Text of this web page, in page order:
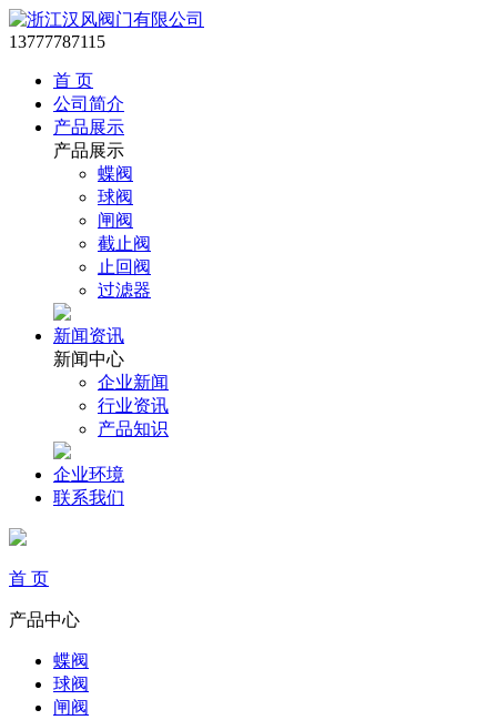
13777787115
首 页
公司简介
产品展示
产品展示
蝶阀
球阀
闸阀
截止阀
止回阀
过滤器
新闻资讯
新闻中心
企业新闻
行业资讯
产品知识
企业环境
联系我们
首 页
产品中心
蝶阀
球阀
闸阀